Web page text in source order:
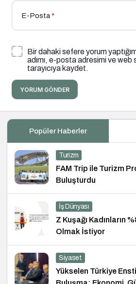
E-Posta*
Bir dahaki sefere yorum
adımı, e-posta adresimi ve web
tarayıcıya kaydet.
YORUM GÖNDER
Popüler Haberler
Turizm
FAM Trip ile Turizm
Buluşturdu
İş Dünyası
Z Kuşağı Kadınların
Olmak İstiyor
Siyaset
Yükselen Türkiye